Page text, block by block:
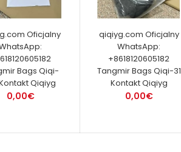
Oficjalny
Bags Qiqi-
Qiqiyg
0,00€
qiqiyg.com Oficjalny
WhatsApp:
+8618120605182
Tangmir Bags Qiqi-31
Kontakt Qiqiyg
0,00€